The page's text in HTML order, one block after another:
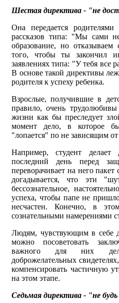
Шестая директива - "не
Она передается
рассказов типа: "Мы сами
образование, но
того, чтобы ты закончил
заявлениях типа: "У тебя все
В основе такой директивы
родителя к успеху ребенка.
Взрослые, получившие в
правило, очень
жизни как бы преследует
момент дело, в которое
"лопается" по не зависящим
Например, студент
последний день перед
переворачивает на него
догадывается, что эти
бессознательное,
успеха, чтобы папе не
несчастен. Конечно, в
сознательными намерениями
Людям, чувствующим в себе
можно посоветовать
важного для них
доброжелательных
компенсировать частичную
на этом этапе.
Седьмая директива - "не